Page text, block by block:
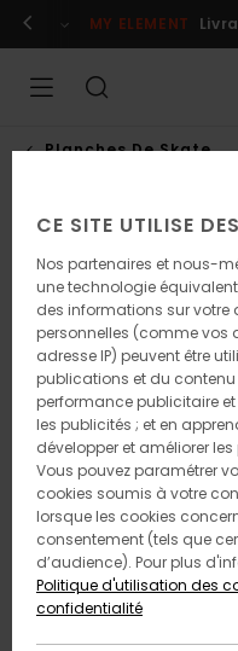
l'information
maintenantMY ELEMENT
Planches De Skate
NOUVEAUTÉ
CE SITE UTILISE
Nos partenaires et nous-
une technologie
des informations sur votre
personnelles (comme vos
adresse IP) peuvent être
publications et du contenu
performance publicitaire
les publicités ; et en
développer et améliorer
Vous pouvez paramétrer
cookies soumis à votre
lorsque les cookies
consentement (tels que
d’audience). Pour plus
Politique d'utilisation des
confidentialité